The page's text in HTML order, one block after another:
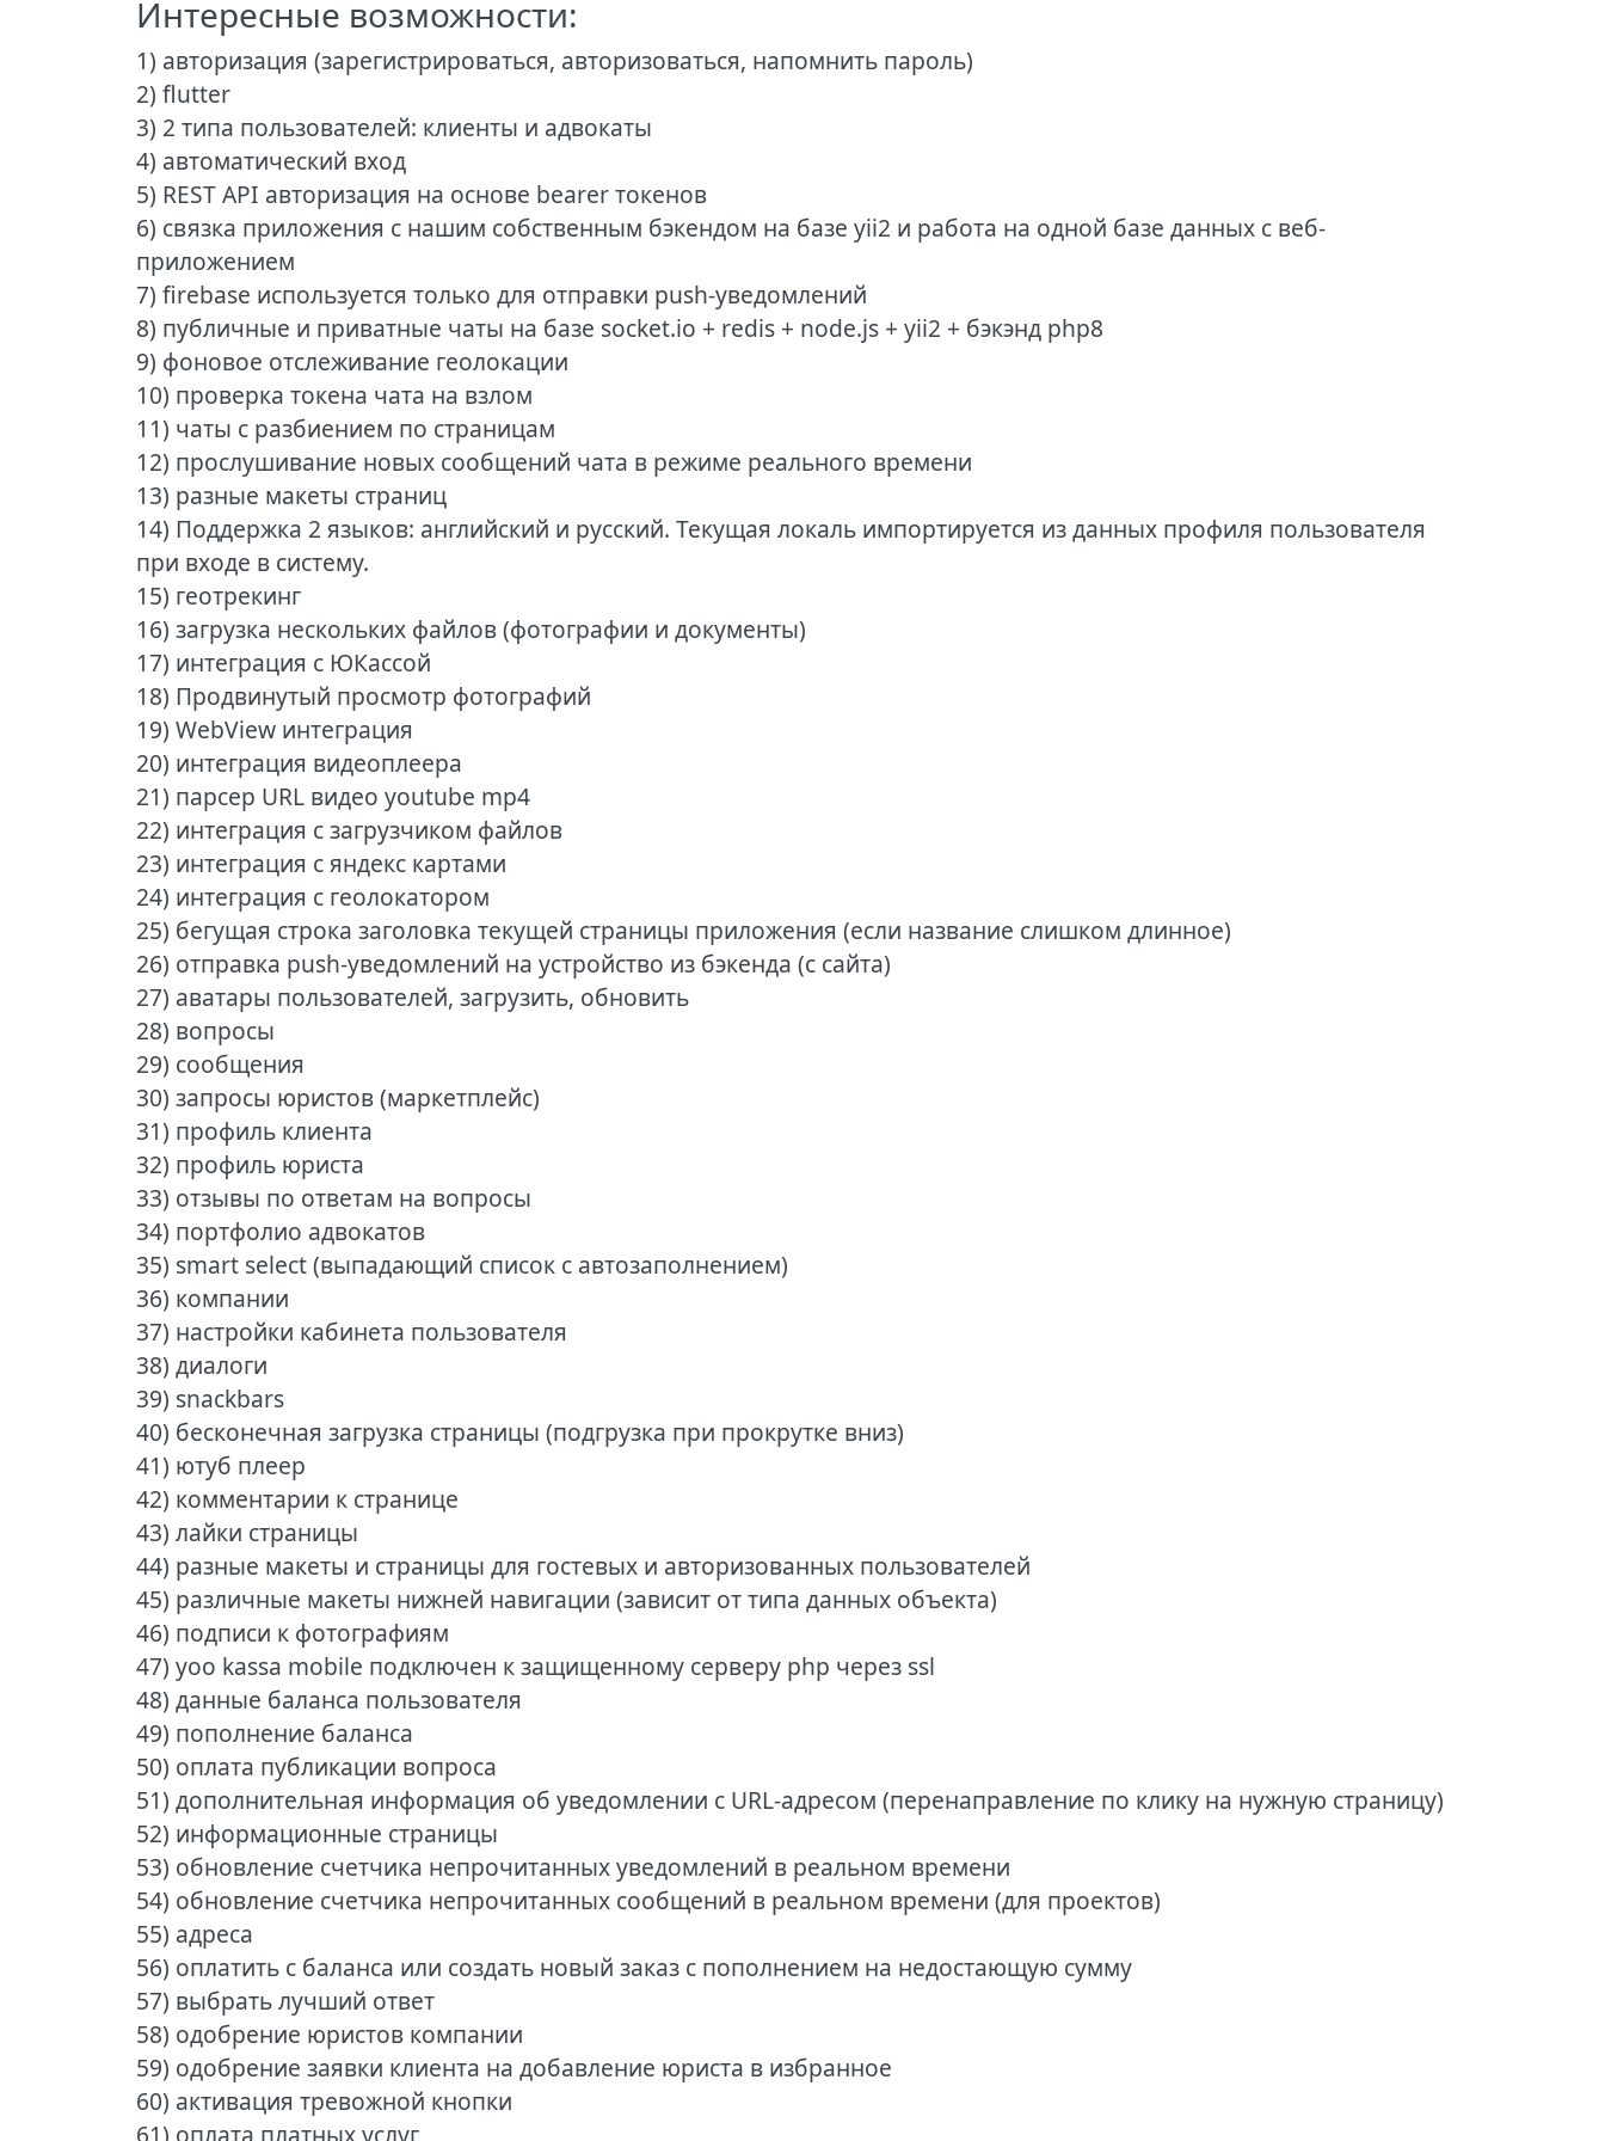
Интересные возможности:
1) авторизация (зарегистрироваться, авторизоваться, напомнить пароль)
2) flutter
3) 2 типа пользователей: клиенты и адвокаты
4) автоматический вход
5) REST API авторизация на основе bearer токенов
6) связка приложения с нашим собственным бэкендом на базе yii2 и работа на одной базе данных с веб-
приложением
7) firebase используется только для отправки push-уведомлений
8) публичные и приватные чаты на базе socket.io + redis + node.js + yii2 + бэкэнд php8
9) фоновое отслеживание геолокации
10) проверка токена чата на взлом
11) чаты с разбиением по страницам
12) прослушивание новых сообщений чата в режиме реального времени
13) разные макеты страниц
14) Поддержка 2 языков: английский и русский. Текущая локаль импортируется из данных профиля пользователя
при входе в систему.
15) геотрекинг
16) загрузка нескольких файлов (фотографии и документы)
17) интеграция с ЮКассой
18) Продвинутый просмотр фотографий
19) WebView интеграция
20) интеграция видеоплеера
21) парсер URL видео youtube mp4
22) интеграция с загрузчиком файлов
23) интеграция с яндекс картами
24) интеграция с геолокатором
25) бегущая строка заголовка текущей страницы приложения (если название слишком длинное)
26) отправка push-уведомлений на устройство из бэкенда (с сайта)
27) аватары пользователей, загрузить, обновить
28) вопросы
29) сообщения
30) запросы юристов (маркетплейс)
31) профиль клиента
32) профиль юриста
33) отзывы по ответам на вопросы
34) портфолио адвокатов
35) smart select (выпадающий список с автозаполнением)
36) компании
37) настройки кабинета пользователя
38) диалоги
39) snackbars
40) бесконечная загрузка страницы (подгрузка при прокрутке вниз)
41) ютуб плеер
42) комментарии к странице
43) лайки страницы
44) разные макеты и страницы для гостевых и авторизованных пользователей
45) различные макеты нижней навигации (зависит от типа данных объекта)
46) подписи к фотографиям
47) yoo kassa mobile подключен к защищенному серверу php через ssl
48) данные баланса пользователя
49) пополнение баланса
50) оплата публикации вопроса
51) дополнительная информация об уведомлении с URL-адресом (перенаправление по клику на нужную страницу)
52) информационные страницы
53) обновление счетчика непрочитанных уведомлений в реальном времени
54) обновление счетчика непрочитанных сообщений в реальном времени (для проектов)
55) адреса
56) оплатить с баланса или создать новый заказ с пополнением на недостающую сумму
57) выбрать лучший ответ
58) одобрение юристов компании
59) одобрение заявки клиента на добавление юриста в избранное
60) активация тревожной кнопки
61) оплата платных услуг